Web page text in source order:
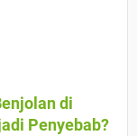
di
Penyebab?